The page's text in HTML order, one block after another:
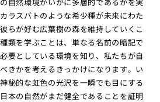
ラスバトのような希少種が未来にわた
らが好む広葉樹の森を維持していくこ
類を学ぶことは、単なる名前の暗記で
要としている環境を知り、私たちが自
きかを考えるきっかけになります。い
秘的な虹色の光沢を一瞬でも目にする
本の自然がまだ健全であることを証明